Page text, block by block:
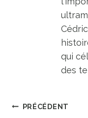
qui
des
Navigation
PRÉCÉDENT